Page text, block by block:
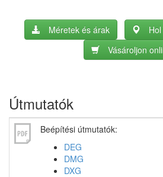
Méretek és árak
Vásároljon
Útmutatók
Beépítési útmutatók:
DEG
DMG
DXG